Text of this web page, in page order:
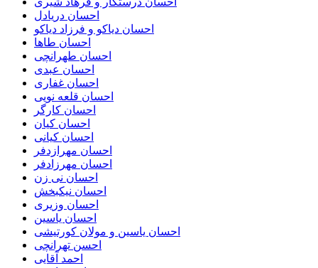
احسان دریادل
احسان دیاکو و فرزاد دیاکو
احسان طاها
احسان طهرانچی
احسان عبدی
احسان غفاری
احسان قلعه نویی
احسان کارگر
احسان کیان
احسان کیانی
احسان مهرازدفر
احسان مهرزادفر
احسان نی زن
احسان نیکبخش
احسان وزیری
احسان یاسین
احسان یاسین و مولان کورتیشی
احسن تهرانچی
احمد آقایی